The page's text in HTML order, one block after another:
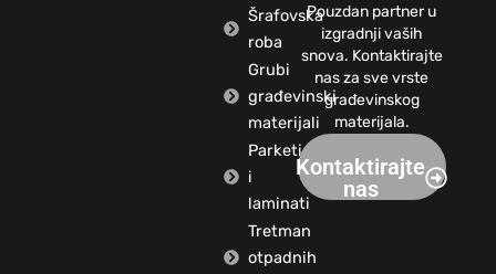
Šrafovska
roba
Grubi
građevinski
materijali
Parketi
i
laminati
Tretman
otpadnih
Pouzdan partner u
izgradnji vaših
snova. Kontaktirajte
nas za sve vrste
građevinskog
materijala.
Kontaktirajte
nas